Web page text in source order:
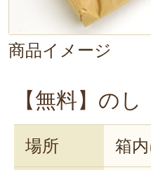
商品イメージ
【無料】の
場所 箱